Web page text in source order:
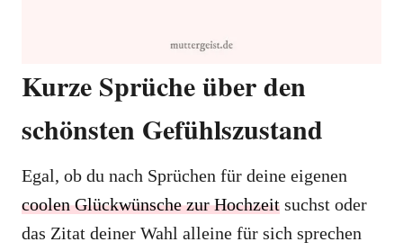
Kurze Sprüche über den
schönsten Gefühlszustand
Egal, ob du nach Sprüchen für deine eigenen
coolen Glückwünsche zur Hochzeit suchst oder
das Zitat deiner Wahl alleine für sich sprechen